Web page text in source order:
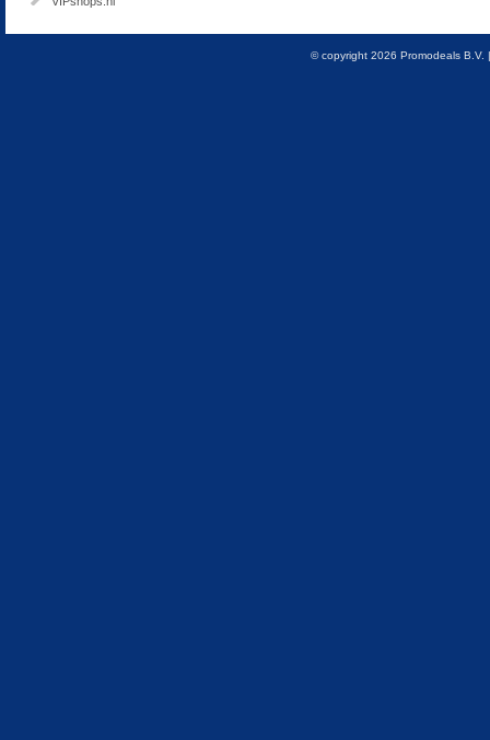
© copyright 2026 Promodeals